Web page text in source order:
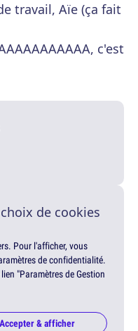
travail, Aïe (ça fait
c'est
de cookies
Pour l'afficher, vous
de confidentialité.
"Paramètres de Gestion
Accepter & afficher